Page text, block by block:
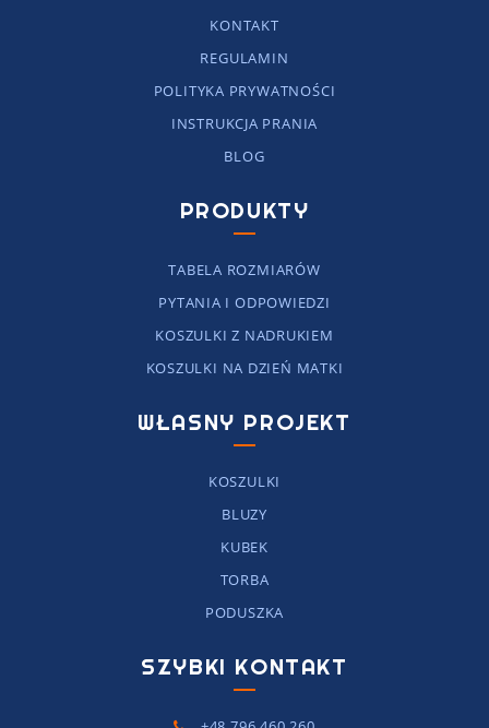
KONTAKT
REGULAMIN
POLITYKA PRYWATNOŚCI
INSTRUKCJA PRANIA
BLOG
PRODUKTY
TABELA ROZMIARÓW
PYTANIA I ODPOWIEDZI
KOSZULKI Z NADRUKIEM
KOSZULKI NA DZIEŃ MATKI
WŁASNY PROJEKT
KOSZULKI
BLUZY
KUBEK
TORBA
PODUSZKA
SZYBKI KONTAKT